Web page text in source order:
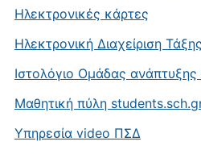
Ηλεκτρονικές κάρτες
Ηλεκτρονική Διαχείριση
Ιστολόγιο Ομάδας
Μαθητική πύλη
Υπηρεσία video ΠΣΔ